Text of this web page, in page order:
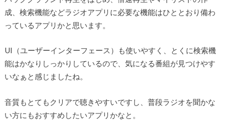
成、検索機能などラジオアプリに必要な機能はひととおり備わ
っているアプリかと思います。
UI（ユーザーインターフェース）も使いやすく、とくに検索機
能はかなりしっかりしているので、気になる番組が見つけやす
いなぁと感じましたね。
音質もとてもクリアで聴きやすいですし、普段ラジオを聞かな
い方にもおすすめしたいアプリかなと。